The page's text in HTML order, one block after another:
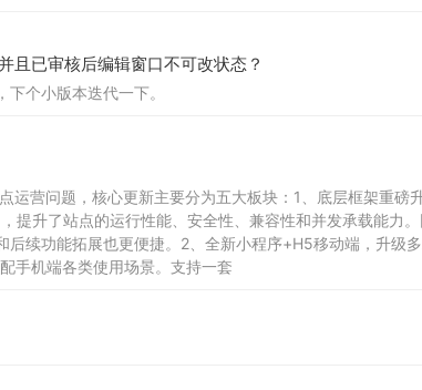
已审核后编辑窗口不可改状态？
个小版本迭代一下。
营问题，核心更新主要分为五大板块：1、底层框架重磅
升了站点的运行性能、安全性、兼容性和并发承载能力
续功能拓展也更便捷。2、全新小程序+H5移动端，升级
手机端各类使用场景。支持一套